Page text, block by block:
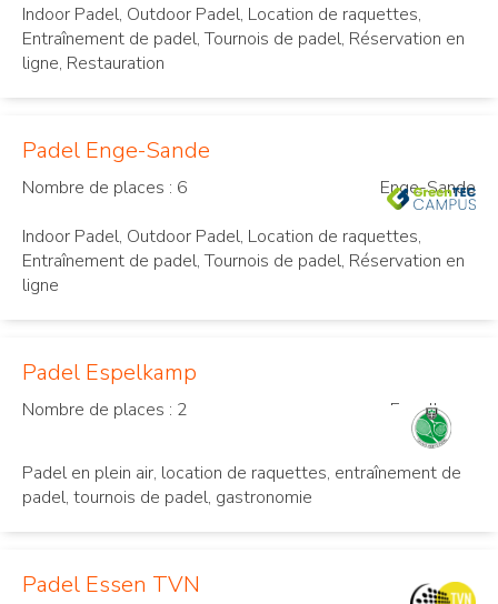
Indoor Padel, Outdoor Padel, Location de raquettes,
Entraînement de padel, Tournois de padel, Réservation en
ligne, Restauration
Padel Enge-Sande
Nombre de places : 6
Enge-Sande
Indoor Padel, Outdoor Padel, Location de raquettes,
Entraînement de padel, Tournois de padel, Réservation en
ligne
Padel Espelkamp
Nombre de places : 2 Espelkamp
Padel en plein air, location de raquettes, entraînement de
padel, tournois de padel, gastronomie
Padel Essen TVN